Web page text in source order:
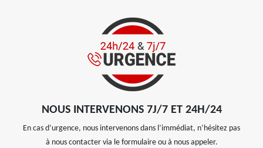
NOUS INTERVENONS 7J/7 ET 24H/24
En cas d’urgence, nous intervenons dans l’immédiat, n’hésitez pas
à nous contacter via le formulaire ou à nous appeler.